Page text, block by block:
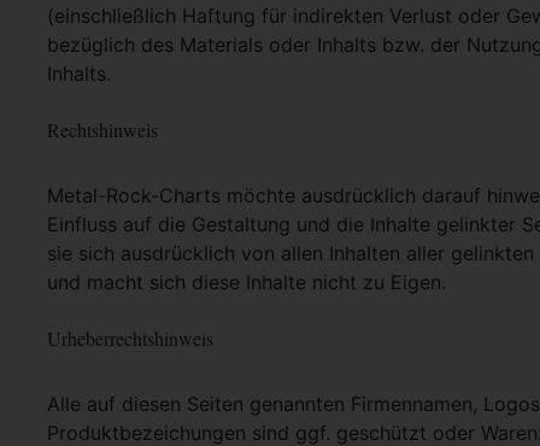
(einschließlich Haftung für indirekten Verlust oder
bezüglich des Materials oder Inhalts bzw. der
Inhalts.
Rechtshinweis
Metal-Rock-Charts möchte ausdrücklich darauf
Einfluss auf die Gestaltung und die Inhalte gelinkter
sie sich ausdrücklich von allen Inhalten aller
und macht sich diese Inhalte nicht zu Eigen.
Urheberrechtshinweis
Alle auf diesen Seiten genannten Firmennamen,
Produktbezeichungen sind ggf. geschützt oder